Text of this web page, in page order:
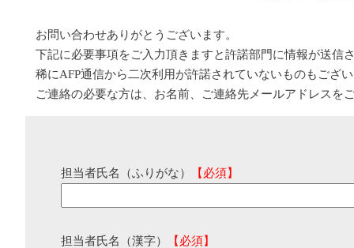
お問い合わせありがとうございます。
下記に必要事項をご入力頂きますと許諾部門に情報が送信
稀にAFP通信から二次利用が許諾されていないものもござ
ご連絡の必要な方は、お名前、ご連絡先メールアドレスを
担当者氏名（ふりがな） 【必須】
担当者氏名（漢字） 【必須】